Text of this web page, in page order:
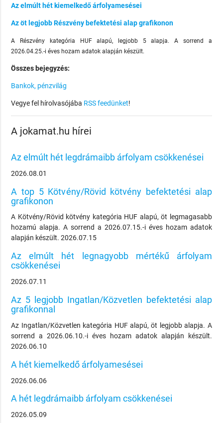
Az elmúlt hét kiemelkedő árfolyamesései
Az öt legjobb Részvény befektetési alap grafikonon
A Részvény kategória HUF alapú, legjobb 5 alapja. A sorrend a
2026.04.25.-i éves hozam adatok alapján készült.
Összes bejegyzés:
Bankok, pénzvilág
Vegye fel hírolvasójába RSS feedünket!
A jokamat.hu hírei
Az elmúlt hét legdrámaibb árfolyam csökkenései
2026.08.01
A top 5 Kötvény/Rövid kötvény befektetési alap
grafikonon
A Kötvény/Rövid kötvény kategória HUF alapú, öt legmagasabb
hozamú alapja. A sorrend a 2026.07.15.-i éves hozam adatok
alapján készült. 2026.07.15
Az elmúlt hét legnagyobb mértékű árfolyam
csökkenései
2026.07.11
Az 5 legjobb Ingatlan/Közvetlen befektetési alap
grafikonnal
Az Ingatlan/Közvetlen kategória HUF alapú, öt legjobb alapja. A
sorrend a 2026.06.10.-i éves hozam adatok alapján készült.
2026.06.10
A hét kiemelkedő árfolyamesései
2026.06.06
A hét legdrámaibb árfolyam csökkenései
2026.05.09